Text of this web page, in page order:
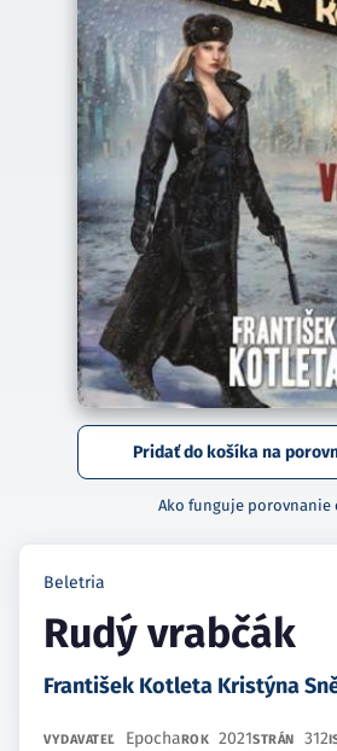
Pridať do košíka na
Ako funguje porovnanie
Beletria
Rudý vrabčák
František Kotleta Kristýna
VYDAVATEĽ EpochaROK 2021STRÁN 312